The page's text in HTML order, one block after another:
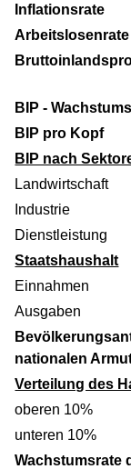
Inflationsrate
Arbeitslosenrate
BIP -
BIP pro Kopf
BIP nach
Landwirtschaft
Industrie
Dienstleistung
Staatshaushalt
Einnahmen
Ausgaben
nationalen
Verteilung des
oberen 10%
unteren 10%
Wachstumsrate